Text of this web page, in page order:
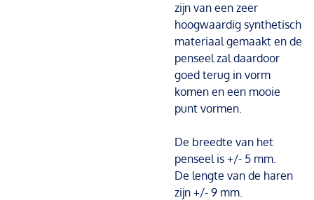
zijn van een zeer
hoogwaardig synthetisch
materiaal gemaakt en de
penseel zal daardoor
goed terug in vorm
komen en een mooie
punt vormen.
De breedte van het
penseel is +/- 5 mm.
De lengte van de haren
zijn +/- 9 mm.